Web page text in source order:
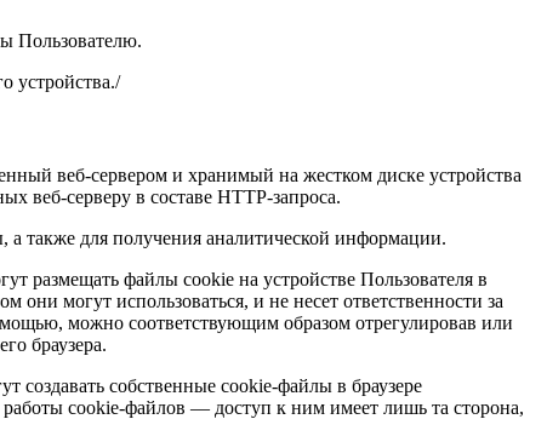
Пользователю.
устройства./
веб-сервером и хранимый на жестком диске устройства
веб-серверу в составе HTTP-запроса.
также для получения аналитической информации.
размещать файлы cookie на устройстве Пользователя в
могут использоваться, и не несет ответственности за
можно соответствующим образом отрегулировав или
браузера.
собственные cookie-файлы в браузере
cookie-файлов — доступ к ним имеет лишь та сторона,